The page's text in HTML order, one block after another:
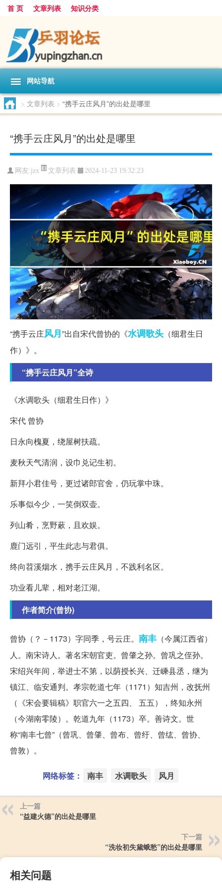
首 页 文章列表 知识分类
网站导航
> 文章列表 > “携手云庄风月”的出处是哪里
“携手云庄风月”的出处是哪里
网友:jzx 文章列表 2024-11-23 19:32:23
“携手云庄风月”出自宋代曾协的《水调歌头 （细君生日
作）》。
“携手云庄风月”全诗
《水调歌头（细君生日作）》
宋代 曾协
日永向槐夏，绕屋树扶疏。
麦秋天气清润，设巾兑记生初。
新拜小君佳号，更过诸郎官舍，仍玩掌中珠。
乐事似今少，一笑倒双壶。
列山肴，烹野蔌，且欢娱。
鹿门远引，平生此志与君俱。
终向苕溪烟水，携手云庄风月，不践利名区。
功业看儿辈，相对老江湖。
作者简介(曾协)
曾协（？－1173）字同季，号云庄。 南丰 （今属江西省）
人。南宋诗人。著名宋朝官吏。曾肇之孙。曾巩之侄孙。
宋绍兴年间，举进士不第，以荫授长兴、迁嵊县丞，继为
镇江、临安通判。孝宗乾道七年（1171）知吉州，改抚州
（《宋会要辑稿》职官六一之五四、 五五），终知永州
（今湖南零陵）。乾道九年（1173）卒。善诗文。世
称“南丰七曾”（曾巩、曾肇、曾布、曾纡、曾纮、曾协、
曾敦）。
网络标签： 南丰 水调歌头 风月
上一篇
“益建火德”的出处是哪里
下一篇
“洗妆初失黛蛾愁”的出处是哪里
相关问题